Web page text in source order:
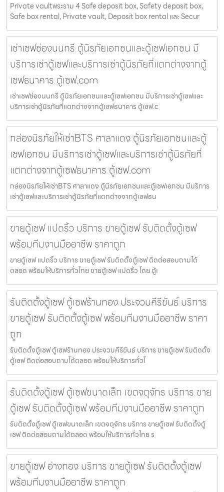
Private vaultพระราม 4 Safe deposit box, Safety deposit box,
Safe box rental, Private vault, Deposit box rental และ Secur
เช่าเซฟช่องนนทรี ตู้นิรภัยเอกชนและตู้เซฟเอกชน มี
บริการเช่าตู้เซฟและบริการเช่าตู้นิรภัยที่แตกต่างจากตู้
เซฟธนาคาร ตู้เซฟ.com
เช่าเซฟช่องนนทรี ตู้นิรภัยเอกชนและตู้เซฟเอกชน มีบริการเช่าตู้เซฟและ
บริการเช่าตู้นิรภัยที่แตกต่างจากตู้เซฟธนาคาร ตู้เซฟ.c
กล่องนิรภัยให้เช่าBTS ศาลาแดง ตู้นิรภัยเอกชนและตู้
เซฟเอกชน มีบริการเช่าตู้เซฟและบริการเช่าตู้นิรภัยที่
แตกต่างจากตู้เซฟธนาคาร ตู้เซฟ.com
กล่องนิรภัยให้เช่าBTS ศาลาแดง ตู้นิรภัยเอกชนและตู้เซฟเอกชน มีบริการ
เช่าตู้เซฟและบริการเช่าตู้นิรภัยที่แตกต่างจากตู้เซฟธน
ขายตู้เซฟ แปดริ้ว บริการ ขายตู้เซฟ รับติดตั้งตู้เซฟ
พร้อมทีมงานมืออาชีพ ราคาถูก
ขายตู้เซฟ แปดริ้ว บริการ ขายตู้เซฟ รับติดตั้งตู้เซฟ ติดต่อสอบถามได้
ตลอด พร้อมให้บริการทั่วไทย ขายตู้เซฟ แปดริ้ว โดย ตู้เ
รับติดตั้งตู้เซฟ ตู้เซฟร้านทอง ประจวบคีรีขันธ์ บริการ
ขายตู้เซฟ รับติดตั้งตู้เซฟ พร้อมทีมงานมืออาชีพ ราคา
ถูก
รับติดตั้งตู้เซฟ ตู้เซฟร้านทอง ประจวบคีรีขันธ์ บริการ ขายตู้เซฟ รับติดตั้ง
ตู้เซฟ ติดต่อสอบถามได้ตลอด พร้อมให้บริการทั่วไ
รับติดตั้งตู้เซฟ ตู้เซฟขนาดเล็ก เขตจตุจักร บริการ ขาย
ตู้เซฟ รับติดตั้งตู้เซฟ พร้อมทีมงานมืออาชีพ ราคาถูก
รับติดตั้งตู้เซฟ ตู้เซฟขนาดเล็ก เขตจตุจักร บริการ ขายตู้เซฟ รับติดตั้งตู้
เซฟ ติดต่อสอบถามได้ตลอด พร้อมให้บริการทั่วไทย ร
ขายตู้เซฟ อ่างทอง บริการ ขายตู้เซฟ รับติดตั้งตู้เซฟ
พร้อมทีมงานมืออาชีพ ราคาถูก